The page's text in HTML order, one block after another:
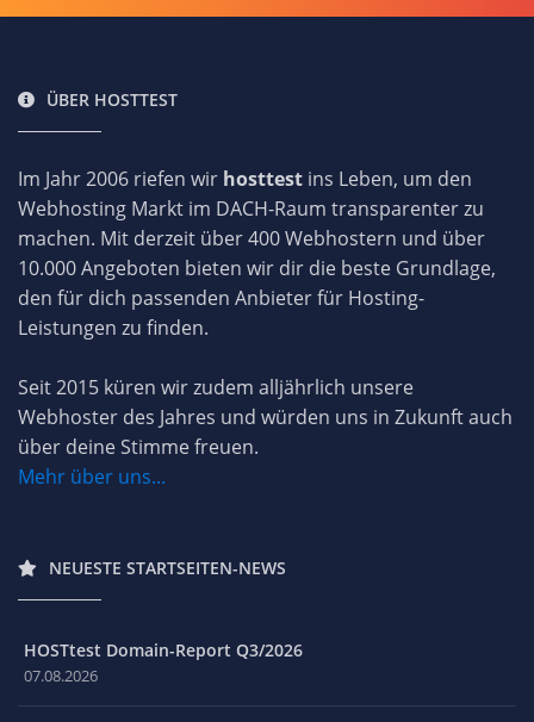
ÜBER HOSTTEST
Im Jahr 2006 riefen wir hosttest ins Leben, um den
Webhosting Markt im DACH-Raum transparenter zu
machen. Mit derzeit über 400 Webhostern und über
10.000 Angeboten bieten wir dir die beste Grundlage,
den für dich passenden Anbieter für Hosting-
Leistungen zu finden.
Seit 2015 küren wir zudem alljährlich unsere
Webhoster des Jahres und würden uns in Zukunft auch
über deine Stimme freuen.
Mehr über uns...
NEUESTE STARTSEITEN-NEWS
HOSTtest Domain-Report Q3/2026
07.08.2026